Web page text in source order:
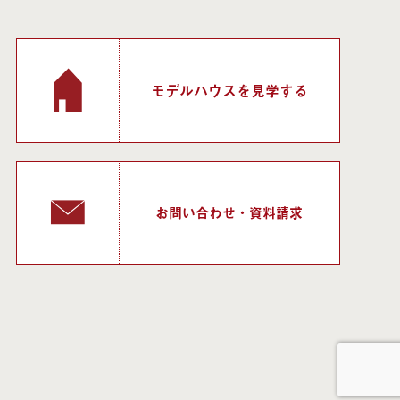
モデルハウスを見学する
お問い合わせ・資料請求